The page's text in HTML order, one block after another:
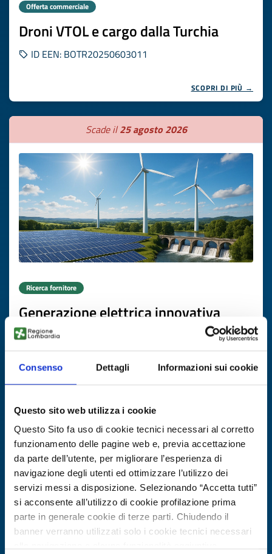
Consenso Dettagli Informazioni sui cookie
Questo sito web utilizza i cookie
Questo Sito fa uso di cookie tecnici necessari al corretto
funzionamento delle pagine web e, previa accettazione
da parte dell’utente, per migliorare l’esperienza di
navigazione degli utenti ed ottimizzare l’utilizzo dei
servizi messi a disposizione. Selezionando “Accetta tutti”
si acconsente all’utilizzo di cookie profilazione prima
parte in generale cookie di terze parti. Chiudendo il
banner verranno utilizzati solo i cookie tecnici necessari
Offerta commerciale
Droni VTOL e cargo dalla Turchia
ID EEN: BOTR20250603011
SCOPRI DI PIÙ →
Scade il25 agosto 2026
Ricerca fornitore
Generazione elettrica innovativa
ID EEN: BRES20250526002
SCOPRI DI PIÙ →
Scade il25 agosto 2026